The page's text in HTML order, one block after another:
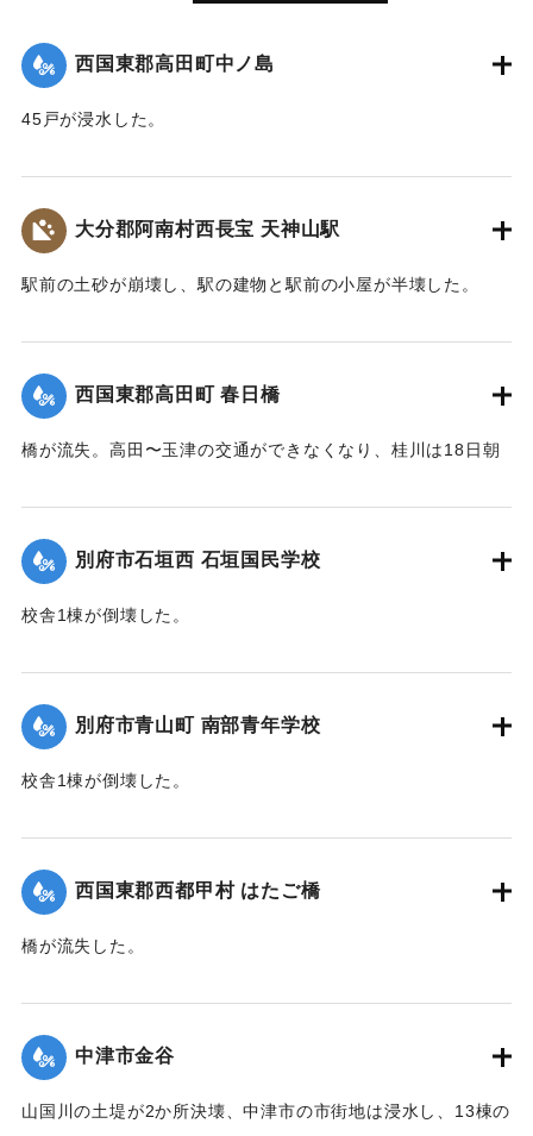
西国東郡高田町中ノ島
45戸が浸水した。
｜固有コード:00482009
大分郡阿南村西長宝 天神山駅
駅前の土砂が崩壊し、駅の建物と駅前の小屋が半壊した。
｜固有コード: 00482011
西国東郡高田町 春日橋
橋が流失。高田〜玉津の交通ができなくなり、桂川は18日朝
｜固有コード:
別府市石垣西 石垣国民学校
校舎1棟が倒壊した。
｜固有コード: 00482006
別府市青山町 南部青年学校
校舎1棟が倒壊した。
｜固有コード: 00482007
西国東郡西都甲村 はたご橋
橋が流失した。
｜固有コード: 00482008
中津市金谷
山国川の土堤が2か所決壊、中津市の市街地は浸水し、13棟の